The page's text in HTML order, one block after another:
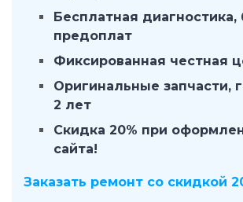
Бесплатная диагностика,
предоплат
Фиксированная честная
Оригинальные запчасти,
2 лет
Скидка 20% при
сайта!
Заказать ремонт со скидкой